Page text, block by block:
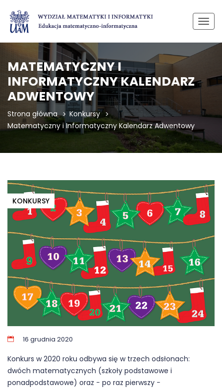
MATEMATYCZNY I
INFORMATYCZNY KALENDARZ
ADWENTOWY
Strona główna
Konkursy
Matematyczny i Informatyczny Kalendarz Adwentowy
KONKURSY
16 grudnia 2020
Konkurs w 2020 roku odbywa się w trzech odsłonach:
dwóch matematycznych (szkoły podstawowe i
ponadpodstawowe) oraz − po raz pierwszy −